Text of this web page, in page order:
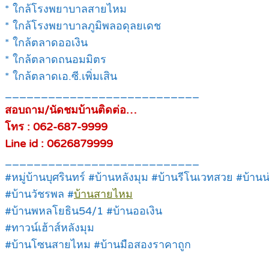
* ใกล้โรงพยาบาลสายไหม
* ใกล้โรงพยาบาลภูมิพลอดุลยเดช
* ใกล้ตลาดออเงิน
* ใกล้ตลาดถนอมมิตร
* ใกล้ตลาดเอ.ซี.เพิ่มเสิน
สอบถาม/นัดชมบ้านติดต่อ…
โทร : 062-687-9999
Line id : 0626879999
#หมู่บ้านบุศรินทร์ #บ้านหลังมุม #บ้านรีโนเวทสวย #บ้าน
#บ้านวัชรพล #บ้านสายไหม
#บ้านพหลโยธิน54/1 #บ้านออเงิน
#ทาวน์เฮ้าส์หลังมุม
#บ้านโซนสายไหม #บ้านมือสองราคาถูก